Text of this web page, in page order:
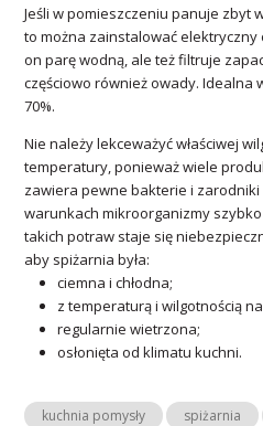
Jeśli w pomieszczeniu panuje zbyt
to można zainstalować
on parę wodną, ale też filtruje
częściowo również owady. Idealna
70%.
Nie należy lekceważyć właściwej
temperatury, ponieważ wiele
zawiera pewne bakterie i zarodniki
warunkach mikroorganizmy
takich potraw staje się
aby spiżarnia była:
ciemna i chłodna;
z temperaturą i wilgotnością
regularnie wietrzona;
osłonięta od klimatu kuchni.
kuchnia pomysły spiżarnia